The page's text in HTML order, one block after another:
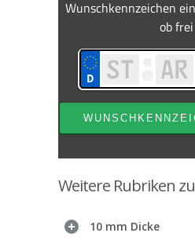
Weitere Rubriken zu
10 mm Dicke